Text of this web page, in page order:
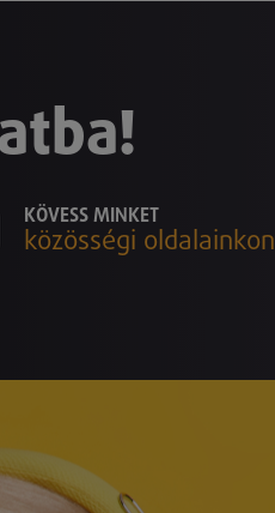
KÖVESS MINKET
közösségi oldalainkon